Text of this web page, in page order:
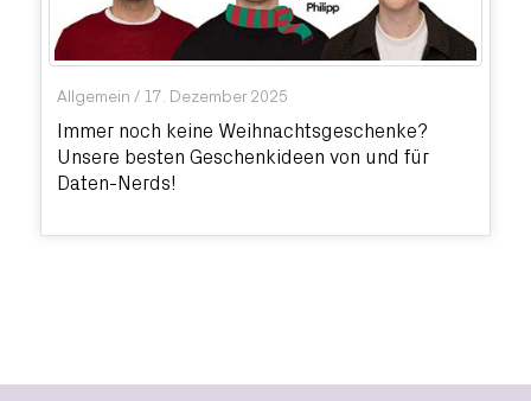
Allgemein / 17. Dezember 2025
Immer noch keine Weihnachtsgeschenke?
Unsere besten Geschenkideen von und für
Daten-Nerds!